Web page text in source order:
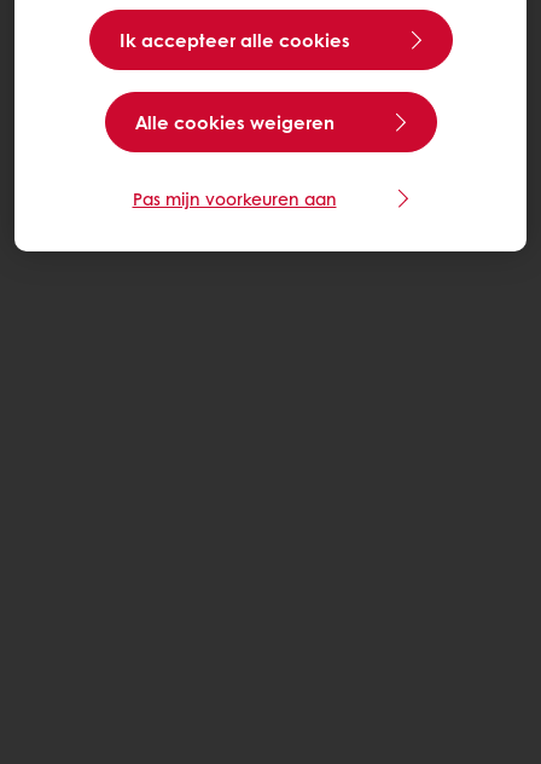
Ik accepteer alle cookies
Alle cookies weigeren
Pas mijn voorkeuren aan